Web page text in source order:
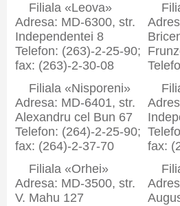
Filiala «Leova»
Adresa: MD-6300, str.
Independentei 8
Telefon: (263)-2-25-90;
fax: (263)-2-30-08
Filiala «Nisporeni»
Adresa: MD-6401, str.
Alexandru cel Bun 67
Telefon: (264)-2-25-90;
fax: (264)-2-37-70
fax:
Filiala «Orhei»
Adresa: MD-3500, str.
V. Mahu 127